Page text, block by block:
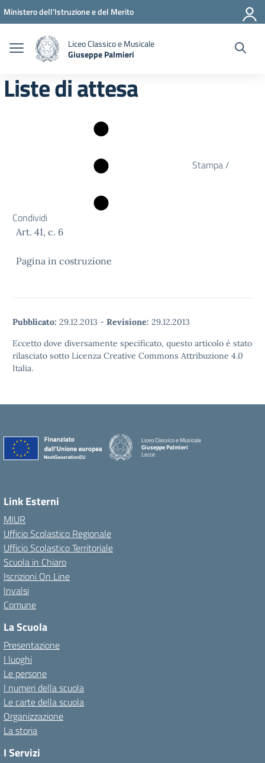
Vai ai contenuti
Vai al menu di navigazione
Vai al footer
Ministero dell'Istruzione e del Merito
Liceo Classico e Musicale
Giuseppe Palmieri
Liste di attesa
Stampa /
Condividi
Art. 41, c. 6
Pagina in costruzione
Pubblicato: 29.12.2013 - Revisione: 29.12.2013
Eccetto dove diversamente specificato, questo articolo è stato
rilasciato sotto Licenza Creative Commons Attribuzione 4.0
Italia.
Liceo Classico e Musicale
Giuseppe Palmieri
Lecce
Link Esterni
MIUR
Ufficio Scolastico Regionale
Ufficio Scolastico Territoriale
Scuola in Chiaro
Iscrizioni On Line
Invalsi
Comune
La Scuola
Presentazione
I luoghi
Le persone
I numeri della scuola
Le carte della scuola
Organizzazione
La storia
I Servizi